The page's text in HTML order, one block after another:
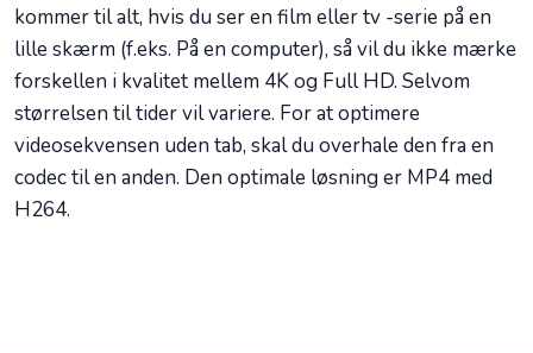
kommer til alt, hvis du ser en film eller tv -serie på en
lille skærm (f.eks. På en computer), så vil du ikke mærke
forskellen i kvalitet mellem 4K og Full HD. Selvom
størrelsen til tider vil variere. For at optimere
videosekvensen uden tab, skal du overhale den fra en
codec til en anden. Den optimale løsning er MP4 med
H264.